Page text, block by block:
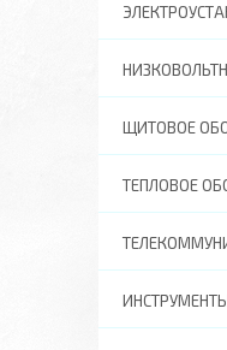
ЩИТОВОЕ
ТЕПЛОВОЕ